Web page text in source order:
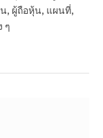
, ผู้ถือหุ้น, แผนที่,
ๆ